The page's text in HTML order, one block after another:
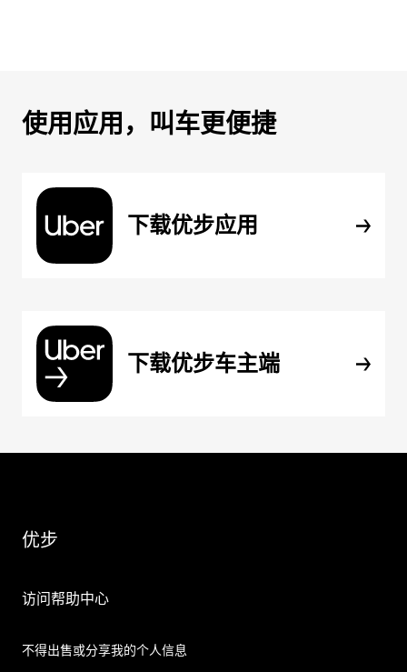
使用应用，叫车更便捷
下载优步应用
下载优步车主端
优步
访问帮助中心
不得出售或分享我的个人信息